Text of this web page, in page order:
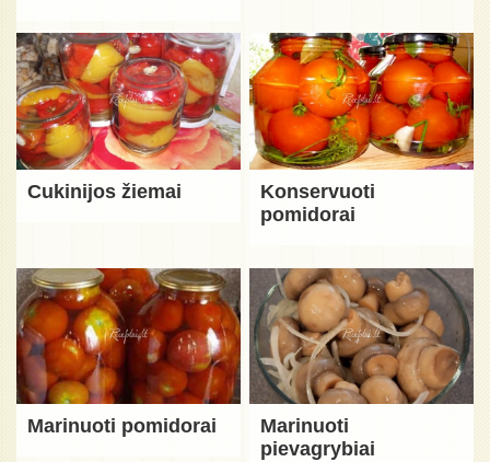
Cukinijos žiemai
Konservuoti
pomidorai
Marinuoti pomidorai
Marinuoti
pievagrybiai